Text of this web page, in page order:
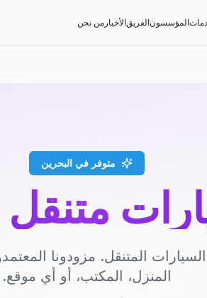
المؤسسونالفريقالأخبار من نحن
متوفر في البحرين
المتنقل. مزودونا
المنزل، المكتب، أو أي موقع.